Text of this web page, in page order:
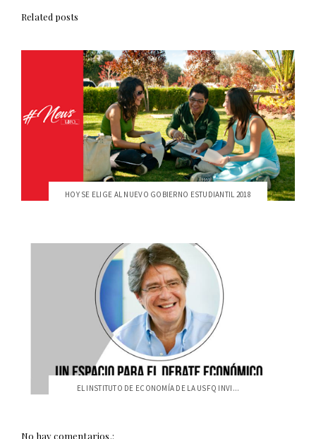
Related posts
HOY SE ELIGE AL NUEVO GOBIERNO ESTUDIANTIL 2018
EL INSTITUTO DE ECONOMÍA DE LA USFQ INVI...
No hay comentarios.: